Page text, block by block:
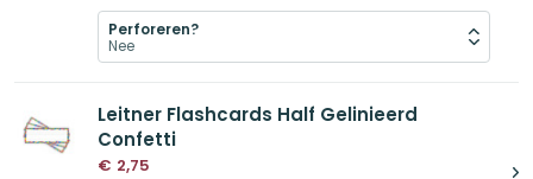
Perforeren?
Leitner Flashcards Half Gelinieerd
Confetti
€ 2,75